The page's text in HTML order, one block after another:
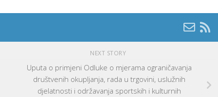
NEXT STORY
​Uputa o primjeni Odluke o mjerama ograničavanja
društvenih okupljanja, rada u trgovini, uslužnih
djelatnosti i održavanja sportskih i kulturnih